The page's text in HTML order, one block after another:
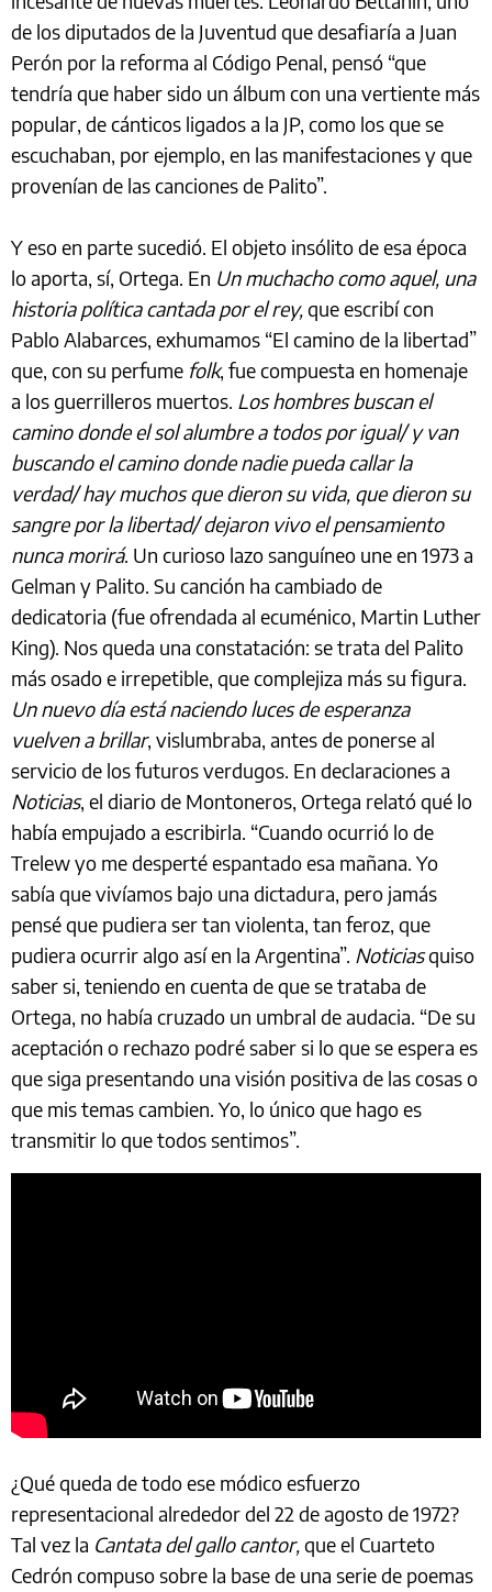
de los diputados de la Juventud que desafiaría a Juan
Perón por la reforma al Código Penal, pensó “que
tendría que haber sido un álbum con una vertiente más
popular, de cánticos ligados a la JP, como los que se
escuchaban, por ejemplo, en las manifestaciones y que
provenían de las canciones de Palito”.
Y eso en parte sucedió. El objeto insólito de esa época
lo aporta, sí, Ortega. En Un muchacho como aquel, una
historia política cantada por el rey,que escribí con
Pablo Alabarces, exhumamos “El camino de la libertad”
que, con su perfume folk, fue compuesta en homenaje
a los guerrilleros muertos. Los hombres buscan el
camino donde el sol alumbre a todos por igual/ y van
buscando el camino donde nadie pueda callar la
verdad/ hay muchos que dieron su vida, que dieron su
sangre por la libertad/ dejaron vivo el pensamiento
nunca morirá. Un curioso lazo sanguíneo une en 1973 a
Gelman y Palito. Su canción ha cambiado de
dedicatoria (fue ofrendada al ecuménico, Martin Luther
King). Nos queda una constatación: se trata del Palito
más osado e irrepetible, que complejiza más su figura.
Un nuevo día está naciendo luces de esperanza
vuelven a brillar, vislumbraba, antes de ponerse al
servicio de los futuros verdugos. En declaraciones a
Noticias, el diario de Montoneros, Ortega relató qué lo
había empujado a escribirla. “Cuando ocurrió lo de
Trelew yo me desperté espantado esa mañana. Yo
sabía que vivíamos bajo una dictadura, pero jamás
pensé que pudiera ser tan violenta, tan feroz, que
pudiera ocurrir algo así en la Argentina”. Noticiasquiso
saber si, teniendo en cuenta de que se trataba de
Ortega, no había cruzado un umbral de audacia. “De su
aceptación o rechazo podré saber si lo que se espera es
que siga presentando una visión positiva de las cosas o
que mis temas cambien. Yo, lo único que hago es
transmitir lo que todos sentimos”.
¿Qué queda de todo ese módico esfuerzo
representacional alrededor del 22 de agosto de 1972?
Tal vez la Cantata del gallo cantor,que el Cuarteto
Cedrón compuso sobre la base de una serie de poemas